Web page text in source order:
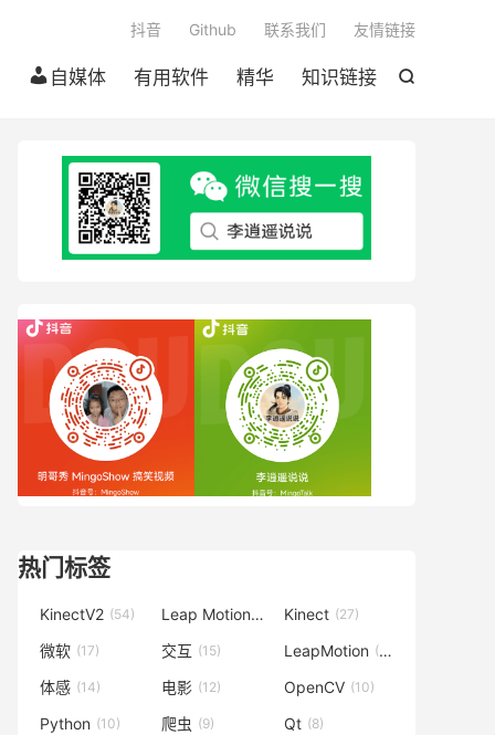

自媒体 有用软件 精华 知识链接
抖音 Github 联系我们 友情链接
热门标签
KinectV2 (54) Leap Motion(42) Kinect (27)
微软 (17) 交互 (15) LeapMotion (15)
体感 (14) 电影 (12) OpenCV (10)
Python (10) 爬虫 (9) Qt (8)